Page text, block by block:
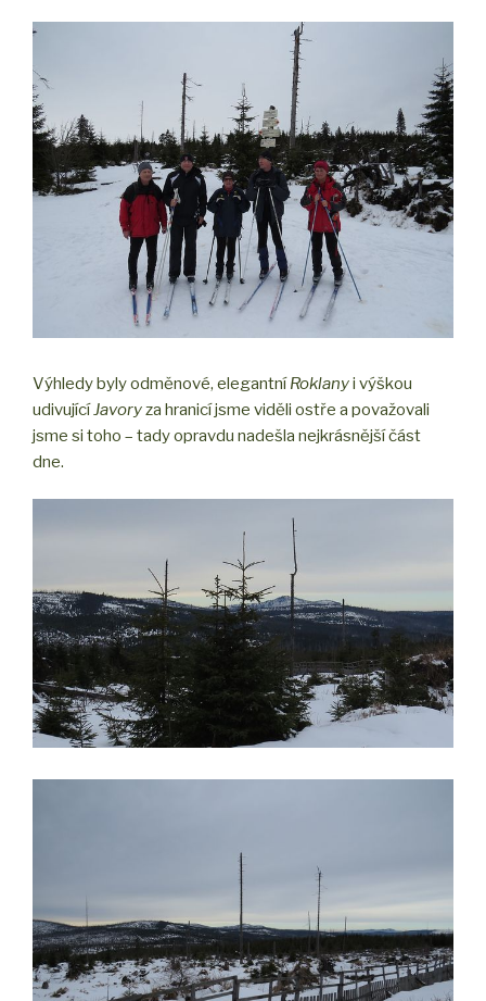
Výhledy byly odměnové, elegantníRoklanyi výškou
udivujícíJavoryza hranicí jsme viděli ostře a považovali
jsme si toho – tady opravdu nadešla nejkrásnější část
dne.